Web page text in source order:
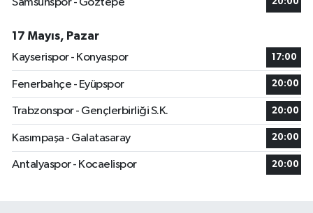
20:00
17 Mayıs, Pazar
Kayserispor - Konyaspor
17:00
Fenerbahçe - Eyüpspor 20:00
Trabzonspor - Gençlerbirliği S.K. 20:00
Kasımpaşa - Galatasaray 20:00
Antalyaspor - Kocaelispor 20:00